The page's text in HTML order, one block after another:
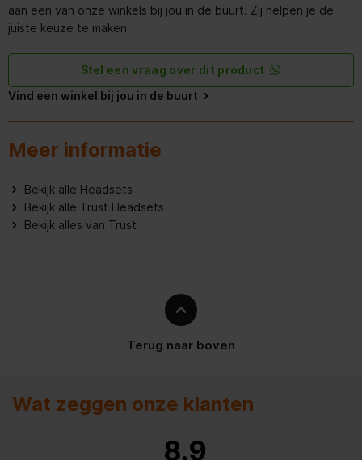
aan een van onze winkels bij jou in de buurt. Zij helpen je de
juiste keuze te maken
Stel een vraag over dit product
Vind een winkel bij jou in de buurt
Meer informatie
Bekijk alle Headsets
Bekijk alle Trust Headsets
Bekijk alles van Trust
Terug naar boven
Wat zeggen onze klanten
8.9